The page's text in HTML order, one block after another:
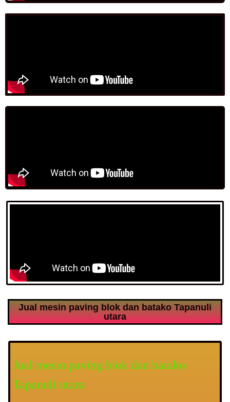
Jual mesin paving blok dan batako Tapanuli
utara
Jual mesin paving blok dan batako
Tapanuli utara